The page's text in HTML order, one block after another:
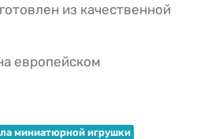
из качественной
европейском
миниатюрной игрушки